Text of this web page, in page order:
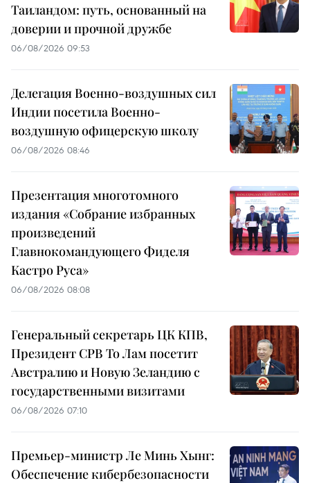
Таиландом: путь, основанный на
доверии и прочной дружбе
06/08/2026 09:53
Делегация Военно-воздушных сил
Индии посетила Военно-
воздушную офицерскую школу
06/08/2026 08:46
Презентация многотомного
издания «Собрание избранных
произведений
Главнокомандующего Фиделя
Кастро Руса»
06/08/2026 08:08
Генеральный секретарь ЦК КПВ,
Президент СРВ То Лам посетит
Австралию и Новую Зеландию с
государственными визитами
06/08/2026 07:10
Премьер-министр Ле Минь Хынг:
Обеспечение кибербезопасности